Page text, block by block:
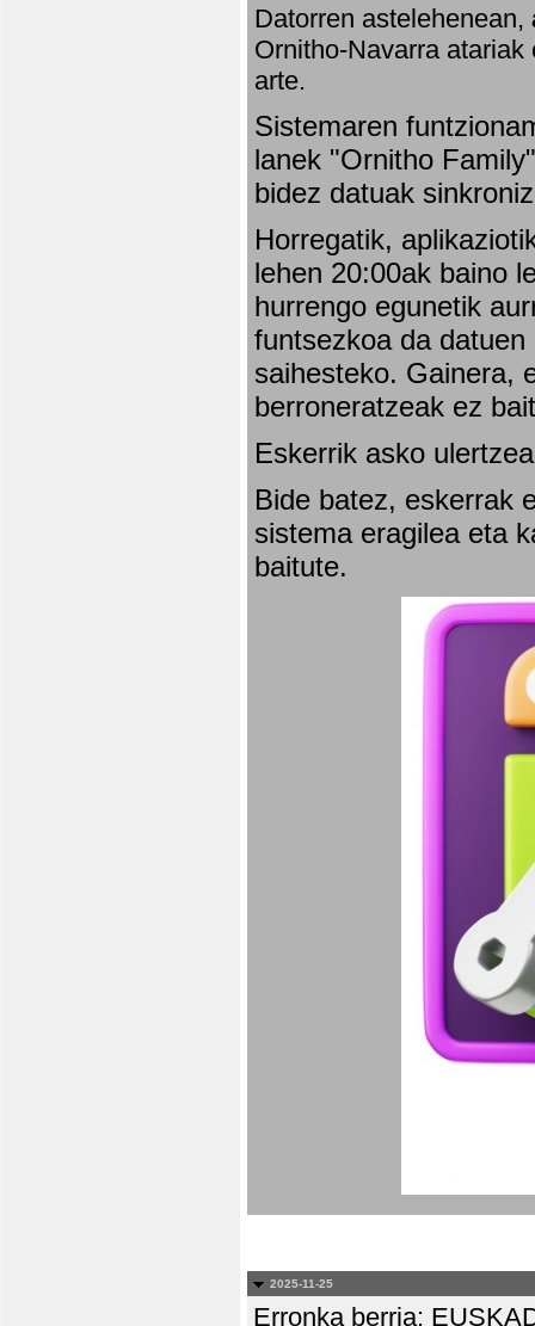
Datorren astelehenean,
Ornitho-Navarra
arte.
Sistemaren
lanek "Ornitho
bidez datuak
Horregatik,
lehen 20:00ak baino
hurrengo egunetik
funtsezkoa da
saihesteko. Gainera,
berroneratzeak ez
Eskerrik asko
Bide batez, eskerrak
sistema eragilea eta
baitute.
2025-11-25
Erronka berria: